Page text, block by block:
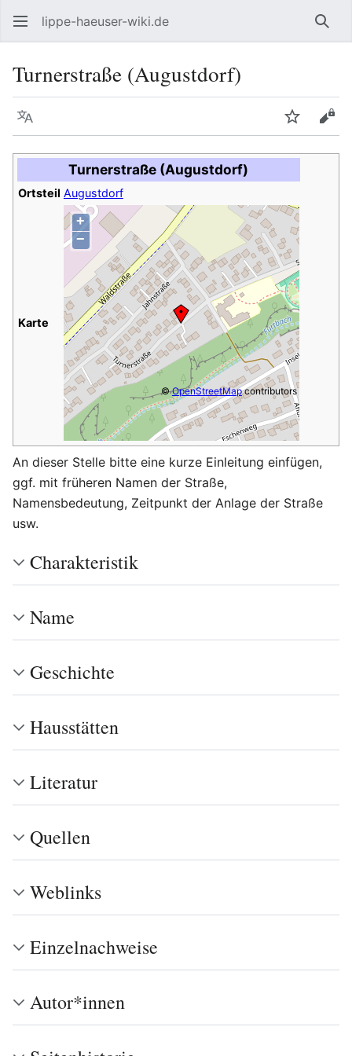
lippe-haeuser-wiki.de
Turnerstraße (Augustdorf)
Sprache
Turnerstraße (Augustdorf)
Ortsteil Augustdorf
Karte
+
−
©OpenStreetMapcontributors
An dieser Stelle bitte eine kurze Einleitung einfügen,
ggf. mit früheren Namen der Straße,
Namensbedeutung, Zeitpunkt der Anlage der Straße
usw.
Charakteristik
Name
Geschichte
Hausstätten
Literatur
Quellen
Weblinks
Einzelnachweise
Autor*innen